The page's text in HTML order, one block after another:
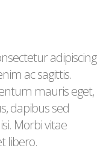
adipiscing
ac sagittis.
mauris eget,
dapibus sed
Morbi vitae
libero.